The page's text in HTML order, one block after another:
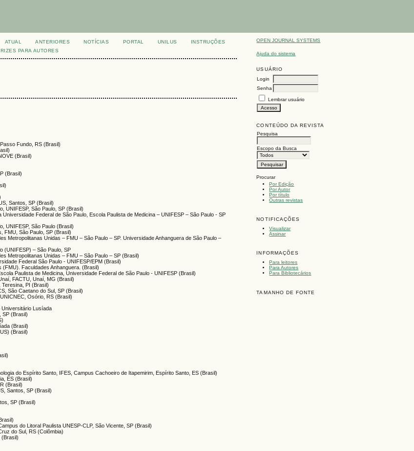
OPEN JOURNAL SYSTEMS
Ajuda do sistema
USUÁRIO
Login
Senha
Lembrar usuário
CONTEÚDO DA REVISTA
Pesquisa
Escopo da Busca
Procurar
Por Edição
Por Autor
Por título
Outras revistas
NOTIFICAÇÕES
Visualizar
Assinar
INFORMAÇÕES
Para leitores
Para Autores
Para Bibliotecários
TAMANHO DE FONTE
ATUAL ANTERIORES NOTÍCIAS PORTAL UNILUS
INSTRUÇÕES
PARA AUTORES
Fundo, RS (Brasil)
(Brasil)
(Brasil)
Santos, SP (Brasil)
UNIFESP, São Paulo, SP (Brasil)
Universidade Federal de São Paulo, Escola Paulista de Medicina – UNIFESP – São Paulo - SP
UNIFESP, São Paulo (Brasil)
FMU, São Paulo, SP (Brasil)
Metropolitanas Unidas – FMU – São Paulo – SP. Universidade Anhanguera de São Paulo –
(UNIFESP) – São Paulo, SP
Metropolitanas Unidas – FMU – São Paulo – SP (Brasil)
Federal São Paulo - UNIFESP/EPM (Brasil)
(FMU). Faculdades Anhanguera. (Brasil)
Paulista de Medicina, Universidade Federal de São Paulo - UNIFESP (Brasil)
FACTU, Unaí, MG (Brasil)
Teresina, PI (Brasil)
São Caetano do Sul, SP (Brasil)
Osório, RS (Brasil)
Universitário Lusíada
SP (Brasil)
(Brasil)
(Brasil)
do Espírito Santo, IFES, Campus Cachoeiro de Itapemirim, Espírito Santo, ES (Brasil)
ES (Brasil)
(Brasil)
Santos, SP (Brasil)
SP (Brasil)
do Litoral Paulista UNESP-CLP, São Vicente, SP (Brasil)
do Sul, RS (Colômbia)
(Brasil)